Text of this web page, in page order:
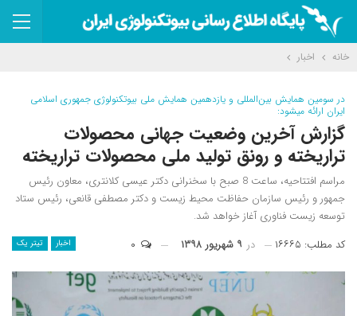
خانه اخبار
در سومین همایش بین‌المللی و یازدهمین همایش ملی بیوتکنولوژی جمهوری اسلامی
ایران ارائه می‎شود:
گزارش آخرین وضعیت جهانی محصولات
تراریخته و رونق تولید ملی محصولات تراریخته
مراسم افتتاحیه، ساعت 8 صبح با سخنرانی دکتر عیسی کلانتری، معاون رئیس
جمهور و رئیس سازمان حفاظت محیط زیست و دکتر مصطفی قانعی، رئیس ستاد
توسعه زیست فناوری آغاز خواهد شد.
اخبار تیتر یک کد مطلب: ۱۶۶۶۵ در ۹ شهریور ۱۳۹۸